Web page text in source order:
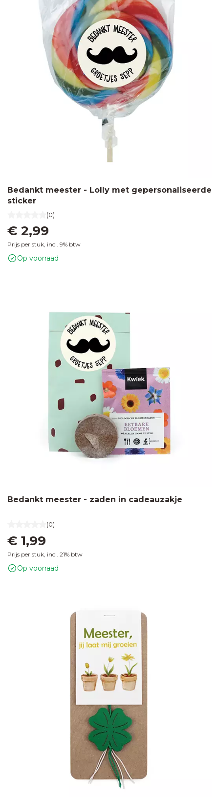
Bedankt meester - Lolly met gepersonaliseerde
sticker
(0)
€ 2,99
Prijs per stuk, incl. 9% btw
Op voorraad
Bedankt meester - zaden in cadeauzakje
(0)
€ 1,99
Prijs per stuk, incl. 21% btw
Op voorraad